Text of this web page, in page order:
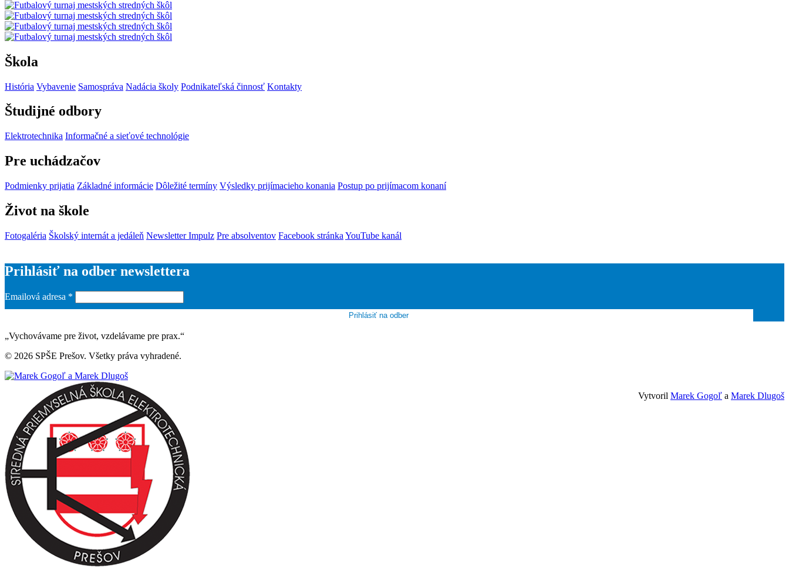
Škola
História Vybavenie Samospráva Nadácia školy Podnikateľská činnosť Kontakty
Študijné odbory
Elektrotechnika Informačné a sieťové technológie
Pre uchádzačov
Podmienky prijatia Základné informácie Dôležité termíny Výsledky prijímacieho konania Postup po prijímacom konaní
Život na škole
Fotogaléria Školský internát a jedáleň Newsletter Impulz Pre absolventov Facebook stránka YouTube kanál
Prihlásiť na odber newslettera
Emailová adresa *
„Vychovávame pre život, vzdelávame pre prax.“
© 2026 SPŠE Prešov. Všetky práva vyhradené.
Vytvoril Marek Gogoľ a Marek Dlugoš